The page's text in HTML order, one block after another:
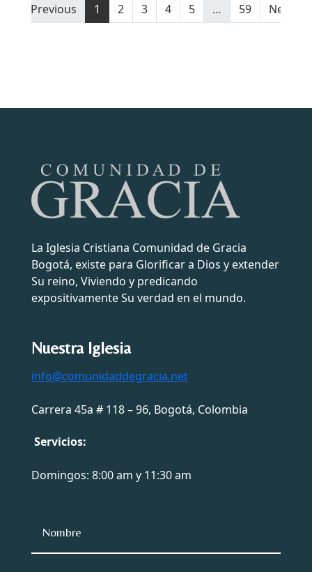
Previous
1 2 3 4 5 … 59 Next
La Iglesia Cristiana Comunidad de Gracia
Bogotá, existe para Glorificar a Dios y extender
Su reino, Viviendo y predicando
expositivamente Su verdad en el mundo.
Nuestra Iglesia
info@comunidaddegracia.net
Carrera 45a # 118 – 96, Bogotá, Colombia
Servicios:
Domingos: 8:00 am y 11:30 am